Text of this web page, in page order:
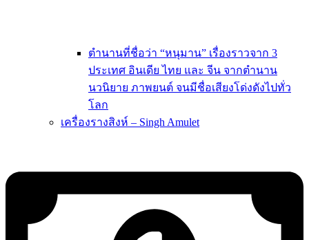
ตำนานที่ชื่อว่า “หนุมาน” เรื่องราวจาก 3
ประเทศ อินเดีย ไทย และ จีน จากตำนาน
นวนิยาย ภาพยนต์ จนมีชื่อเสียงโด่งดังไปทั่ว
โลก
เครื่องรางสิงห์ – Singh Amulet